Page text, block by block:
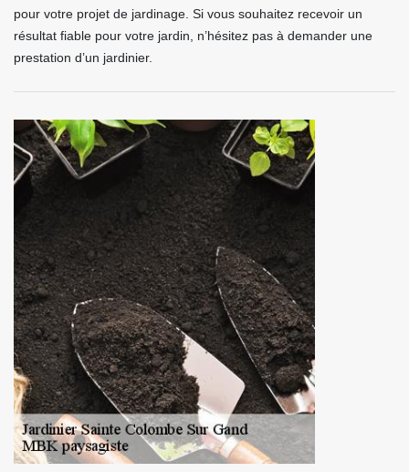
pour votre projet de jardinage. Si vous souhaitez recevoir un
résultat fiable pour votre jardin, n’hésitez pas à demander une
prestation d’un jardinier.